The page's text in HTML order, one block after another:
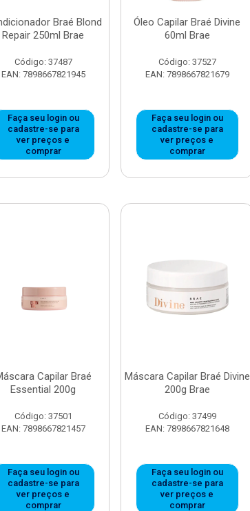
Braé Blond
Repair 250ml Brae
Código: 37487
EAN: 7898667821945
Faça seu login ou
cadastre-se para
ver preços e
comprar
Óleo Capilar Braé Divine
60ml Brae
Código: 37527
EAN: 7898667821679
Faça seu login ou
cadastre-se para
ver preços e
comprar
Capilar Braé
Essential 200g
Código: 37501
EAN: 7898667821457
Faça seu login ou
cadastre-se para
ver preços e
comprar
Máscara Capilar Braé Divine
200g Brae
Código: 37499
EAN: 7898667821648
Faça seu login ou
cadastre-se para
ver preços e
comprar